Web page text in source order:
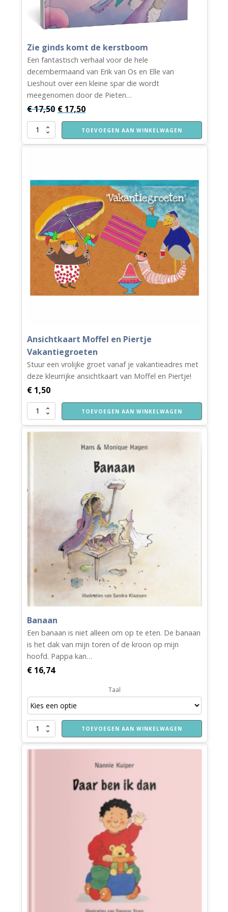
Zie ginds komt de kerstboom
Een fantastisch verhaal voor de hele
decembermaand van Erik van Os en Elle van
Lieshout over een kleine spar die wordt
meegenomen door de Pieten…
€17,50 € 17,50
ginds
aantal
TOEVOEGEN AAN WINKELWAGEN
Ansichtkaart Moffel en Piertje
Vakantiegroeten
Stuur een vrolijke groet vanaf je vakantieadres met
deze kleurrijke ansichtkaart van Moffel en Piertje!
€ 1,50
Ansichtkaart
Moffel
en
Piertje
Vakantiegroeten
TOEVOEGEN AAN WINKELWAGEN
Banaan
Een banaan is niet alleen om op te eten. De banaan
is het dak van mijn toren of de kroon op mijn
hoofd. Pappa kan…
€ 16,74
Taal
Banaan
aantal
TOEVOEGEN AAN WINKELWAGEN